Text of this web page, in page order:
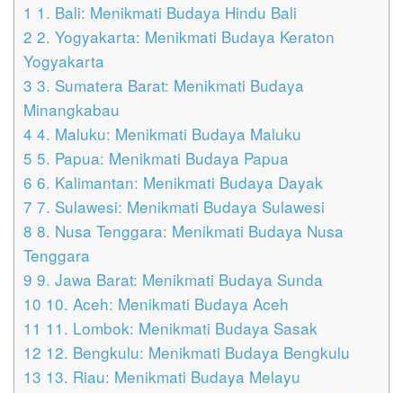
1 1. Bali: Menikmati Budaya Hindu Bali
2 2. Yogyakarta: Menikmati Budaya Keraton
Yogyakarta
3 3. Sumatera Barat: Menikmati Budaya
Minangkabau
4 4. Maluku: Menikmati Budaya Maluku
5 5. Papua: Menikmati Budaya Papua
6 6. Kalimantan: Menikmati Budaya Dayak
7 7. Sulawesi: Menikmati Budaya Sulawesi
8 8. Nusa Tenggara: Menikmati Budaya Nusa
Tenggara
9 9. Jawa Barat: Menikmati Budaya Sunda
10 10. Aceh: Menikmati Budaya Aceh
11 11. Lombok: Menikmati Budaya Sasak
12 12. Bengkulu: Menikmati Budaya Bengkulu
13 13. Riau: Menikmati Budaya Melayu